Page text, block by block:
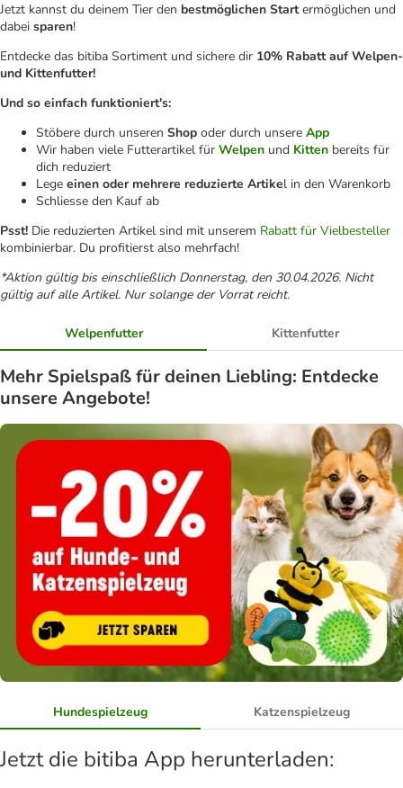
Jetzt kannst du deinem Tier den bestmöglichen Startermöglichen und
dabei sparen!
Entdecke das bitiba Sortiment und sichere dir 10% Rabatt auf Welpen-
und Kittenfutter!
Und so einfach funktioniert's:
Stöbere durch unseren Shop oder durch unsere App
Wir haben viele Futterartikel für Welpen und Kitten bereits für
dich reduziert
Lege einen oder mehrere reduzierte Artikel in den Warenkorb
Schliesse den Kauf ab
Psst! Die reduzierten Artikel sind mit unserem Rabatt für Vielbesteller
kombinierbar. Du profitierst also mehrfach!
*Aktion gültig bis einschließlich Donnerstag, den 30.04.2026. Nicht
gültig auf alle Artikel. Nur solange der Vorrat reicht.
Welpenfutter Kittenfutter
Mehr Spielspaß für deinen Liebling: Entdecke
unsere Angebote!
Hundespielzeug Katzenspielzeug
Jetzt die bitiba App herunterladen: